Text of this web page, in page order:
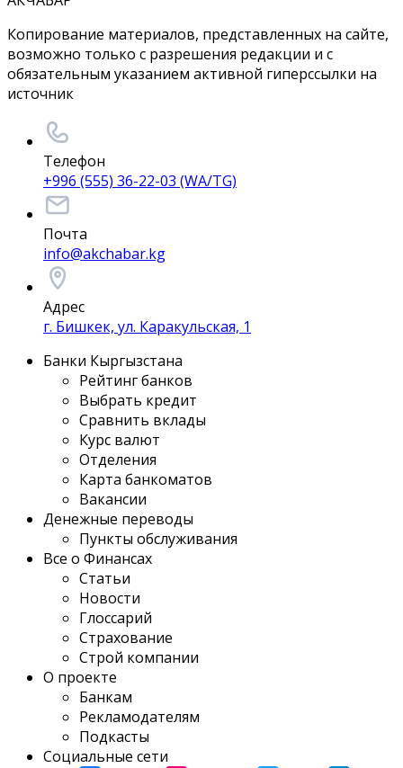
Копирование материалов, представленных на сайте,
возможно только с разрешения редакции и с
обязательным указанием активной гиперссылки на
источник
Телефон
+996 (555) 36-22-03 (WA/TG)
Почта
info@akchabar.kg
Адрес
г. Бишкек, ул. Каракульская, 1
Банки Кыргызстана
Рейтинг банков
Выбрать кредит
Сравнить вклады
Курс валют
Отделения
Карта банкоматов
Вакансии
Денежные переводы
Пункты обслуживания
Все о Финансах
Статьи
Новости
Глоссарий
Страхование
Строй компании
О проекте
Банкам
Рекламодателям
Подкасты
Социальные сети